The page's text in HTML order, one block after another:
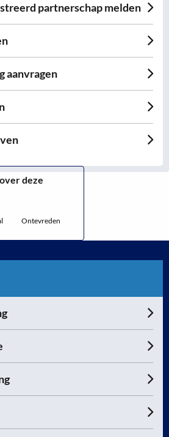
partnerschap melden
aanvragen
deze
Ontevreden